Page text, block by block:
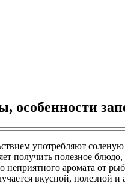
особенности
употребляют
получить полезное
аромата от
вкусной,